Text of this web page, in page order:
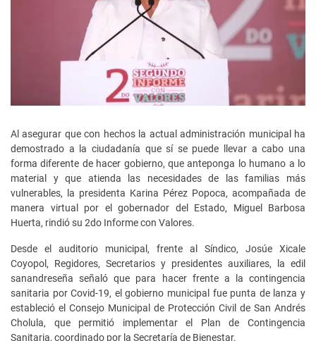
Al asegurar que con hechos la actual administración municipal ha
demostrado a la ciudadanía que sí se puede llevar a cabo una
forma diferente de hacer gobierno, que anteponga lo humano a lo
material y que atienda las necesidades de las familias más
vulnerables, la presidenta Karina Pérez Popoca, acompañada de
manera virtual por el gobernador del Estado, Miguel Barbosa
Huerta, rindió su 2do Informe con Valores.
Desde el auditorio municipal, frente al Síndico, Josúe Xicale
Coyopol, Regidores, Secretarios y presidentes auxiliares, la edil
sanandreseña señaló que para hacer frente a la contingencia
sanitaria por Covid-19, el gobierno municipal fue punta de lanza y
estableció el Consejo Municipal de Protección Civil de San Andrés
Cholula, que permitió implementar el Plan de Contingencia
Sanitaria, coordinado por la Secretaría de Bienestar.